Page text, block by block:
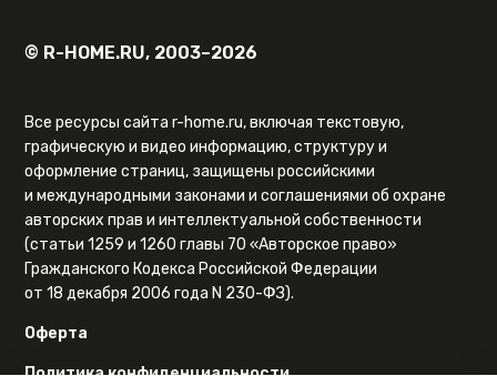
© R-HOME.RU, 2003–2026
Все ресурсы сайта r-home.ru, включая текстовую,
графическую и видео информацию, структуру и
оформление страниц, защищены российскими
и международными законами и соглашениями об охране
авторских прав и интеллектуальной собственности
(статьи 1259 и 1260 главы 70 «Авторское право»
Гражданского Кодекса Российской Федерации
от 18 декабря 2006 года N 230-ФЗ).
Оферта